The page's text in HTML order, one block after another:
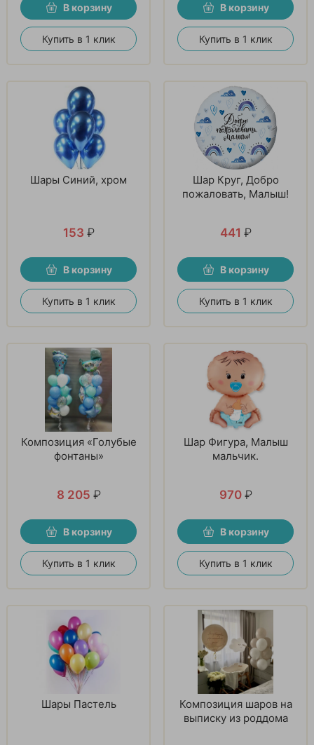
В корзину
Купить в 1 клик
В корзину
Купить в 1 клик
Шары Синий, хром
153 ₽
В корзину
Купить в 1 клик
Шар Круг, Добро
пожаловать, Малыш!
441 ₽
В корзину
Купить в 1 клик
Композиция «Голубые
фонтаны»
8 205 ₽
В корзину
Купить в 1 клик
Шар Фигура, Малыш
мальчик.
970 ₽
В корзину
Купить в 1 клик
Шары Пастель
Композиция шаров на
выписку из роддома